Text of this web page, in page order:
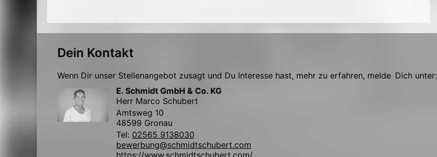
Dein Kontakt
Wenn Dir unser Stellenangebot zusagt und Du Interesse hast, mehr zu erfahren, melde Dich unter:
E. Schmidt GmbH & Co. KG
Herr Marco Schubert
Amtsweg 10
48599 Gronau
Tel: 02565 9138030
bewerbung@schmidtschubert.com
https://www.schmidtschubert.com/